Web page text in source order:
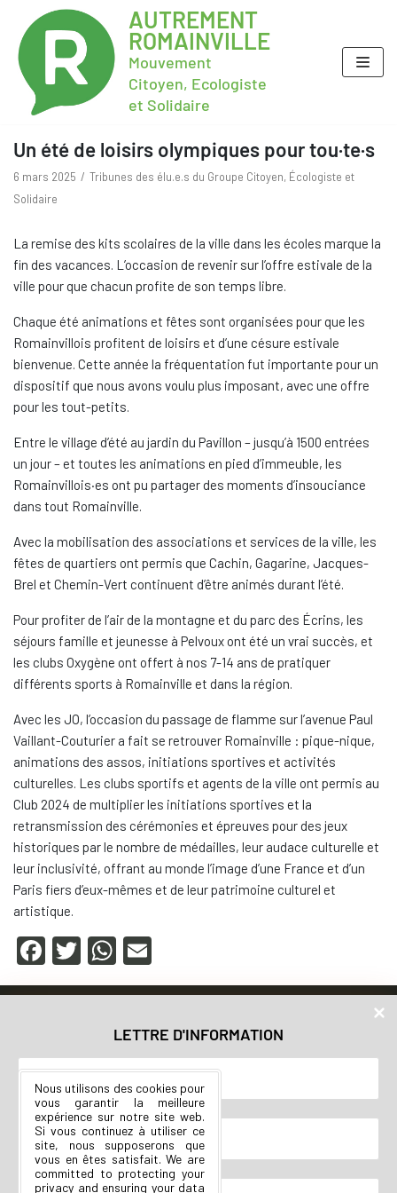
AUTREMENT
ROMAINVILLE
Mouvement
Citoyen, Ecologiste
et Solidaire
Un été de loisirs olympiques pour tou·te·s
6 mars 2025
Tribunes des élu.e.s du Groupe Citoyen, Écologiste et
Solidaire
La remise des kits scolaires de la ville dans les écoles marque la
fin des vacances. L’occasion de revenir sur l’offre estivale de la
ville pour que chacun profite de son temps libre.
Chaque été animations et fêtes sont organisées pour que les
Romainvillois profitent de loisirs et d’une césure estivale
bienvenue. Cette année la fréquentation fut importante pour un
dispositif que nous avons voulu plus imposant, avec une offre
pour les tout-petits.
Entre le village d’été au jardin du Pavillon – jusqu’à 1500 entrées
un jour – et toutes les animations en pied d’immeuble, les
Romainvillois·es ont pu partager des moments d’insouciance
dans tout Romainville.
Avec la mobilisation des associations et services de la ville, les
fêtes de quartiers ont permis que Cachin, Gagarine, Jacques-
Brel et Chemin-Vert continuent d’être animés durant l’été.
Pour profiter de l’air de la montagne et du parc des Écrins, les
séjours famille et jeunesse à Pelvoux ont été un vrai succès, et
les clubs Oxygène ont offert à nos 7-14 ans de pratiquer
différents sports à Romainville et dans la région.
Avec les JO, l’occasion du passage de flamme sur l’avenue Paul
Vaillant-Couturier a fait se retrouver Romainville : pique-nique,
animations des assos, initiations sportives et activités
culturelles. Les clubs sportifs et agents de la ville ont permis au
Club 2024 de multiplier les initiations sportives et la
retransmission des cérémonies et épreuves pour des jeux
historiques par le nombre de médailles, leur audace culturelle et
leur inclusivité, offrant au monde l’image d’une France et d’un
Paris fiers d’eux-mêmes et de leur patrimoine culturel et
artistique.
LETTRE D'INFORMATION
F
a
b
o
o
k
T
wi
W
h
s
A
p
p
m
Accueil
Nos valeurs
Municipales 2020
Nous utilisons des cookies pour
vous garantir la meilleure
expérience sur notre site web.
Si vous continuez à utiliser ce
site, nous supposerons que
vous en êtes satisfait. We are
committed to protecting your
privacy and ensuring your data